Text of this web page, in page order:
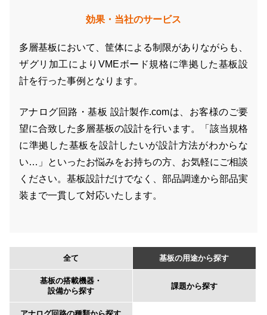
効果・当社のサービス
多層基板において、筐体による制限がありながらも、
ザグリ加工によりVMEボード規格に準拠した基板設
計を行った事例となります。
アナログ回路・基板 設計製作.comは、お客様のご要
望に合致した多層基板の設計を行います。「該当規格
に準拠した基板を設計したいが設計方法がわからな
い…」といったお悩みをお持ちの方、お気軽にご相談
ください。基板設計だけでなく、部品調達から部品実
装まで一貫して対応いたします。
全て 基板の用途から探す
基板の搭載機器・
設備から探す
課題から探す